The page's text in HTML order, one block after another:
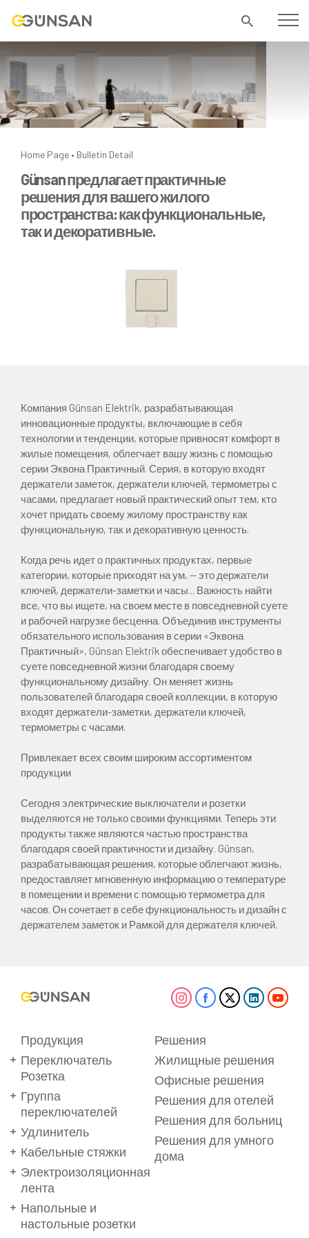
Home Page • Bulletin Detail
Günsan предлагает практичные
решения для вашего жилого
пространства: как функциональные,
так и декоративные.
Компания Günsan Elektrik, разрабатывающая
инновационные продукты, включающие в себя
технологии и тенденции, которые привносят комфорт в
жилые помещения, облегчает вашу жизнь с помощью
серии Эквона Практичный. Серия, в которую входят
держатели заметок, держатели ключей, термометры с
часами, предлагает новый практический опыт тем, кто
хочет придать своему жилому пространству как
функциональную, так и декоративную ценность.
Когда речь идет о практичных продуктах, первые
категории, которые приходят на ум, — это держатели
ключей, держатели-заметки и часы... Важность найти
все, что вы ищете, на своем месте в повседневной суете
и рабочей нагрузке бесценна. Объединив инструменты
обязательного использования в серии «Эквона
Практичный», Günsan Elektrik обеспечивает удобство в
суете повседневной жизни благодаря своему
функциональному дизайну. Он меняет жизнь
пользователей благодаря своей коллекции, в которую
входят держатели-заметки, держатели ключей,
термометры с часами.
Привлекает всех своим широким ассортиментом
продукции
Сегодня электрические выключатели и розетки
выделяются не только своими функциями. Теперь эти
продукты также являются частью пространства
благодаря своей практичности и дизайну. Günsan,
разрабатывающая решения, которые облегчают жизнь,
предоставляет мгновенную информацию о температуре
в помещении и времени с помощью термометра для
часов. Он сочетает в себе функциональность и дизайн с
держателем заметок и Рамкой для держателя ключей.
Продукция
Переключатель
Розетка
Группа
переключателей
Удлинитель
Кабельные стяжки
Электроизоляционная
лента
Напольные и
настольные розетки
Решения
Жилищные решения
Офисные решения
Решения для отелей
Решения для больниц
Решения для умного
дома